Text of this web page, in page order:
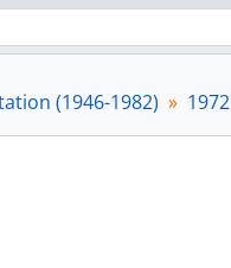
(1946-1982) 1972